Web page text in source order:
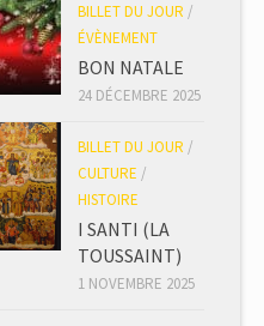
BILLET DU JOUR /
ÉVÈNEMENT
BON NATALE
24 DÉCEMBRE 2025
BILLET DU JOUR /
CULTURE /
HISTOIRE
I SANTI (LA
TOUSSAINT)
1 NOVEMBRE 2025